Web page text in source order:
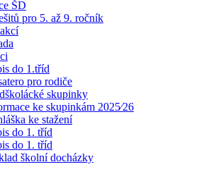
ŠD
pro 5. až 9. ročník
do 1.tříd
pro rodiče
skupinky
ke skupinkám 2025⁄26
ke stažení
do 1. tříd
do 1. tříd
školní docházky